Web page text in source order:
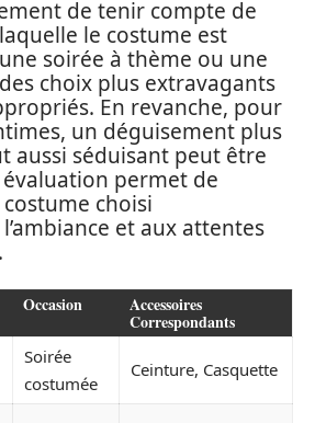
de tenir compte de
le costume est
soirée à thème ou une
choix plus extravagants
En revanche, pour
un déguisement plus
aussi séduisant peut être
permet de
costume choisi
et aux attentes
Occasion Accessoires
Correspondants
Soirée
costumée
Ceinture, Casquette